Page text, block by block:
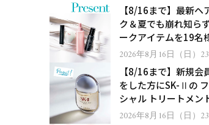
処！
【8/16まで】最新ヘ
ク＆夏でも崩れ知ら
ークアイテムを19名
レゼント！
2026年8月16日（日）
で【8/16まで】新規会
をした方にSK-Ⅱの
シャル トリートメント セラ
ムをプレゼント！
2026年8月16日（日）